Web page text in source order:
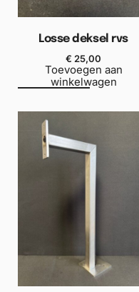
Losse deksel rvs
€ 25,00
Toevoegen aan
winkelwagen